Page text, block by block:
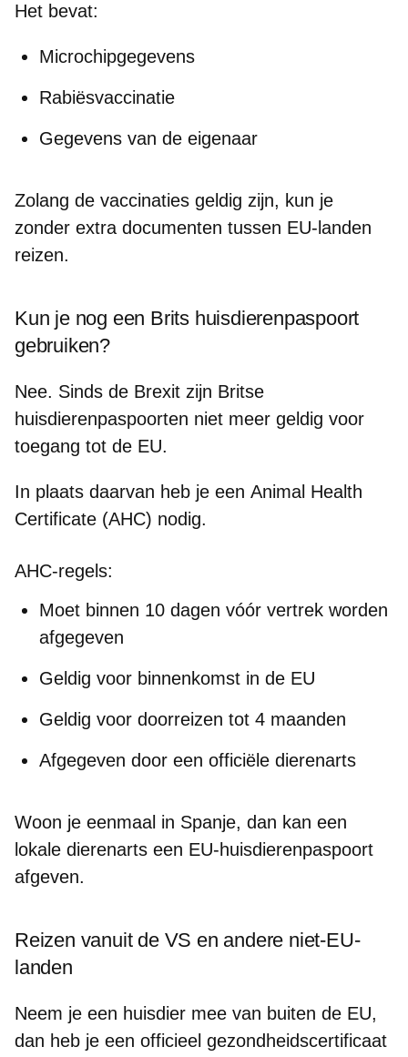
Het bevat:
Microchipgegevens
Rabiësvaccinatie
Gegevens van de eigenaar
Zolang de vaccinaties geldig zijn, kun je
zonder extra documenten tussen EU-landen
reizen.
Kun je nog een Brits huisdierenpaspoort
gebruiken?
Nee. Sinds de Brexit zijn Britse
huisdierenpaspoorten niet meer geldig voor
toegang tot de EU.
In plaats daarvan heb je een Animal Health
Certificate (AHC) nodig.
AHC-regels:
Moet binnen 10 dagen vóór vertrek worden
afgegeven
Geldig voor binnenkomst in de EU
Geldig voor doorreizen tot 4 maanden
Afgegeven door een officiële dierenarts
Woon je eenmaal in Spanje, dan kan een
lokale dierenarts een EU-huisdierenpaspoort
afgeven.
Reizen vanuit de VS en andere niet-EU-
landen
Neem je een huisdier mee van buiten de EU,
dan heb je een officieel gezondheidscertificaat